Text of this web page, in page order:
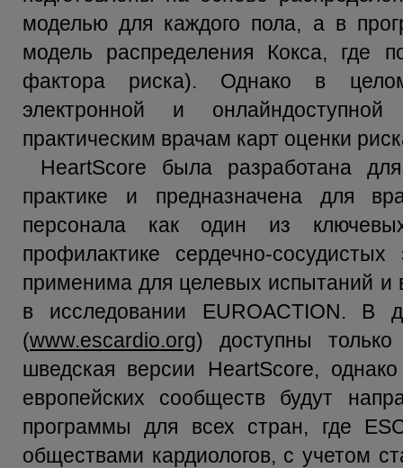
моделью для каждого пола, а в
модель распределения Кокса, где
фактора риска). Однако в
электронной и
практическим врачам карт оценки
HeartScore была разработана
практике и предназначена для
персонала как один из
профилактике сердечно-
применима для целевых испытаний и
в исследовании EUROACTION.
(www.escardio.org) доступны только
шведская версии HeartScore,
европейских сообществ будут
программы для всех стран, где
обществами кардиологов, с учетом